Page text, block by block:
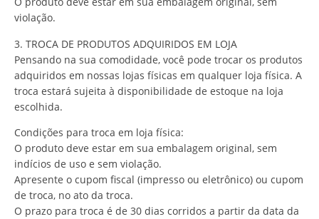
violação.
3. TROCA DE PRODUTOS ADQUIRIDOS EM LOJA
Pensando na sua comodidade, você pode trocar os produtos
adquiridos em nossas lojas físicas em qualquer loja física. A
troca estará sujeita à disponibilidade de estoque na loja
escolhida.
Condições para troca em loja física:
O produto deve estar em sua embalagem original, sem
indícios de uso e sem violação.
Apresente o cupom fiscal (impresso ou eletrônico) ou cupom
de troca, no ato da troca.
O prazo para troca é de 30 dias corridos a partir da data da